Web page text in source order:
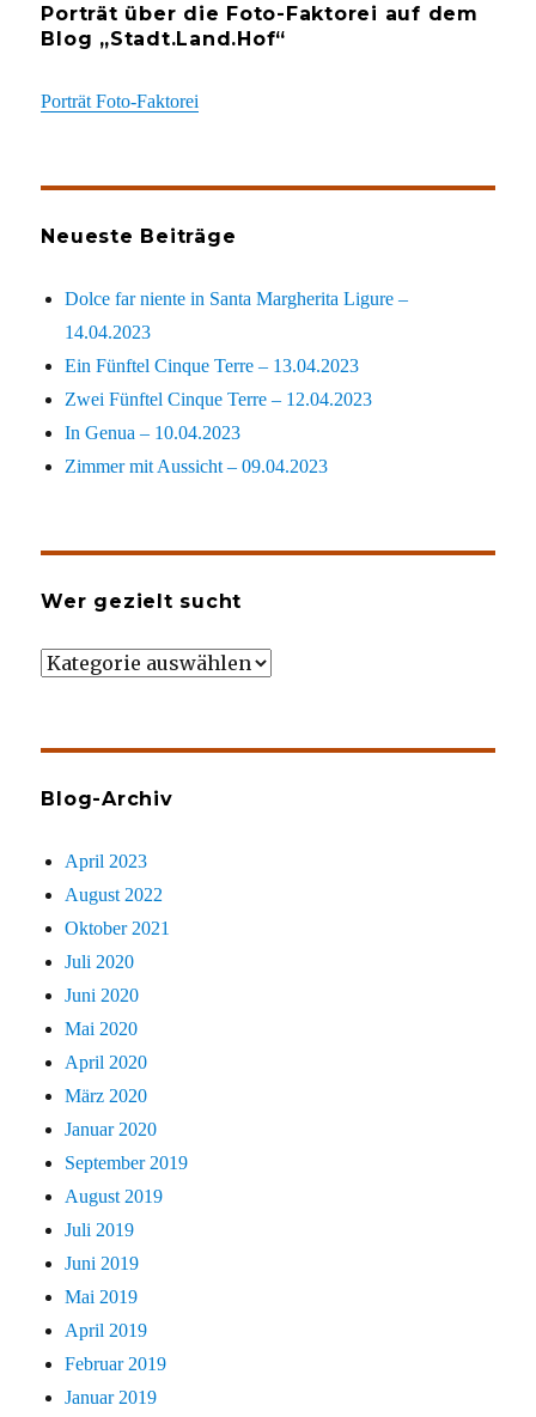
Porträt über die Foto-Faktorei auf dem
Blog „Stadt.Land.Hof“
Porträt Foto-Faktorei
Neueste Beiträge
Dolce far niente in Santa Margherita Ligure –
14.04.2023
Ein Fünftel Cinque Terre – 13.04.2023
Zwei Fünftel Cinque Terre – 12.04.2023
In Genua – 10.04.2023
Zimmer mit Aussicht – 09.04.2023
Wer gezielt sucht
Wer
Blog-Archiv
April 2023
August 2022
Oktober 2021
Juli 2020
Juni 2020
Mai 2020
April 2020
März 2020
Januar 2020
September 2019
August 2019
Juli 2019
Juni 2019
Mai 2019
April 2019
Februar 2019
Januar 2019